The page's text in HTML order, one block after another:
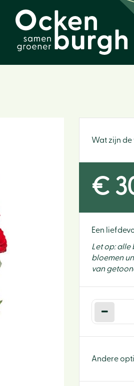
Wat zijn de
€
Een
Let op: alle
bloemen
van
Andere